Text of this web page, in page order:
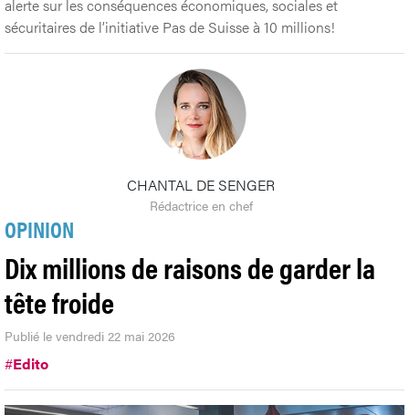
alerte sur les conséquences économiques, sociales et
sécuritaires de l’initiative Pas de Suisse à 10 millions!
CHANTAL DE SENGER
Rédactrice en chef
OPINION
Dix millions de raisons de garder la
tête froide
Publié le vendredi 22 mai 2026
#Edito